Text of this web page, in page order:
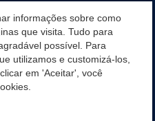
RECEITA MUNICIPAL
informações sobre como
que visita. Tudo para
possível. Para
utilizamos e customizá-los,
em 'Aceitar', você